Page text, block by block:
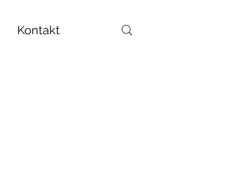
Kontakt